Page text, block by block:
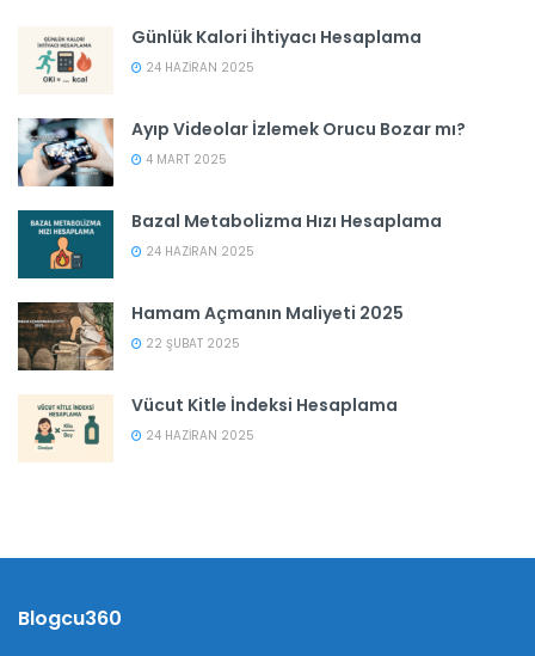
Günlük Kalori İhtiyacı Hesaplama
24 HAZIRAN 2025
Ayıp Videolar İzlemek Orucu Bozar mı?
4 MART 2025
Bazal Metabolizma Hızı Hesaplama
24 HAZIRAN 2025
Hamam Açmanın Maliyeti 2025
22 ŞUBAT 2025
Vücut Kitle İndeksi Hesaplama
24 HAZIRAN 2025
Blogcu360